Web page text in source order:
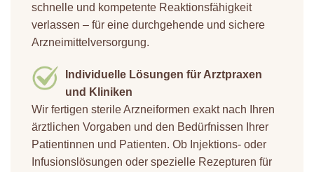
schnelle und kompetente Reaktionsfähigkeit
verlassen – für eine durchgehende und sichere
Arzneimittelversorgung.
Individuelle Lösungen für Arztpraxen
und Kliniken
Wir fertigen sterile Arzneiformen exakt nach Ihren
ärztlichen Vorgaben und den Bedürfnissen Ihrer
Patientinnen und Patienten. Ob Injektions- oder
Infusionslösungen oder spezielle Rezepturen für